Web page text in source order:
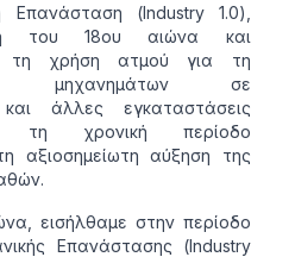
Επανάσταση (Industry 1.0),
του 18ου αιώνα και
τη χρήση ατμού για τη
μηχανημάτων σε
και άλλες εγκαταστάσεις
τη χρονική περίοδο
αξιοσημείωτη αύξηση της
εισήλθαμε στην περίοδο
Επανάστασης (Industry